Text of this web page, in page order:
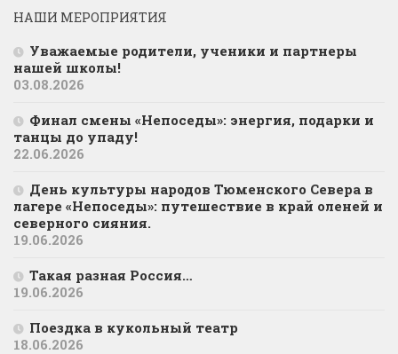
НАШИ МЕРОПРИЯТИЯ
Уважаемые родители, ученики и партнеры
нашей школы!
03.08.2026
Финал смены «Непоседы»: энергия, подарки и
танцы до упаду!
22.06.2026
День культуры народов Тюменского Севера в
лагере «Непоседы»: путешествие в край оленей и
северного сияния.
19.06.2026
Такая разная Россия…
19.06.2026
Поездка в кукольный театр
18.06.2026